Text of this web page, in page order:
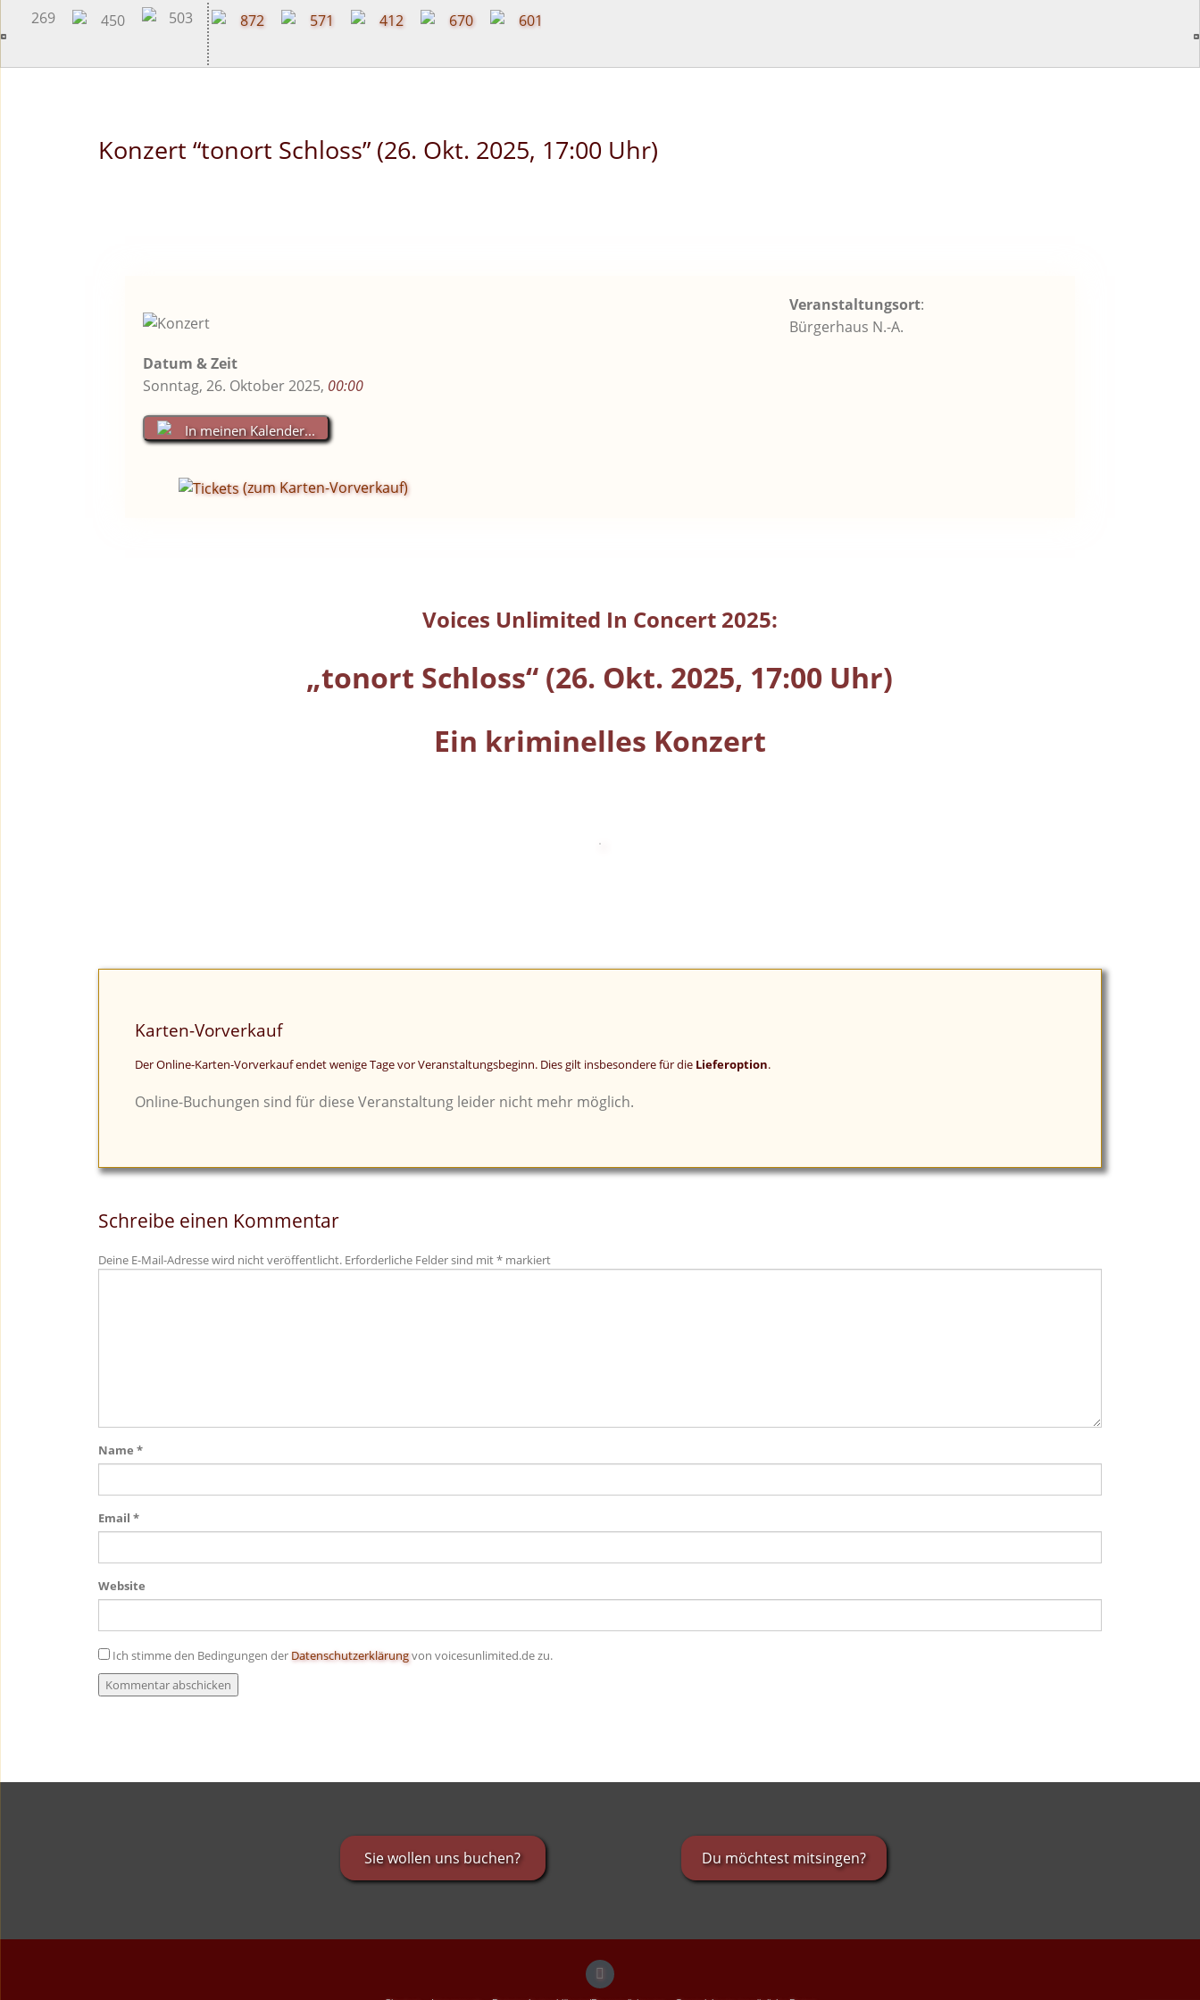
content
Konzert “tonort Schloss” (26. Okt. 2025, 17:00 Uhr)
Veranstaltungsort:
Bürgerhaus N.-A.
Datum & Zeit
Sonntag, 26. Oktober 2025, 00:00
In meinen Kalender...
(zum Karten-Vorverkauf)
Voices Unlimited In Concert 2025:
„tonort Schloss“ (26. Okt. 2025, 17:00 Uhr)
Ein kriminelles Konzert
Karten-Vorverkauf
Der Online-Karten-Vorverkauf endet wenige Tage vor Veranstaltungsbeginn. Dies gilt insbesondere für die Lieferoption.
Online-Buchungen sind für diese Veranstaltung leider nicht mehr möglich.
Schreibe einen Kommentar
Deine E-Mail-Adresse wird nicht veröffentlicht. Erforderliche Felder sind mit*markiert
Name *
Email *
Website
Ich stimme den Bedingungen der Datenschutzerklärungvon voicesunlimited.de zu.
Sie wollen uns buchen? Du möchtest mitsingen?